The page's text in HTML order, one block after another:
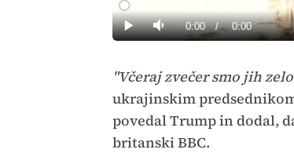
Predvajaj
Tiho Current
0:00 / Duration
0:00
Loaded
0%
"Včeraj zvečer smo jih
ukrajinskim
povedal Trump in dodal,
britanski BBC.